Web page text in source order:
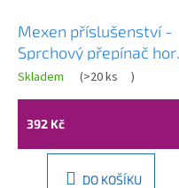
Mexen příslušenství -
Sprchový přepínač
a ruční sprchy, chrom,
79399-00
Skladem (>20 ks )
392 Kč
DO KOŠÍKU